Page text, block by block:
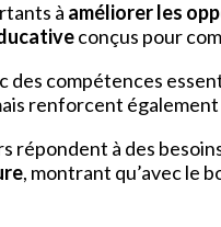
à améliorer les
conçus pour
compétences
renforcent également
répondent à des
, montrant qu’avec le